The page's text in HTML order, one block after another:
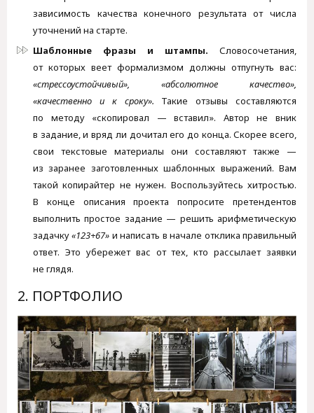
зависимость качества конечного результата от числа
уточнений на старте.
Шаблонные фразы и штампы. Словосочетания,
от которых веет формализмом должны отпугнуть вас:
«стрессоустойчивый», «абсолютное качество»,
«качественно и к сроку». Такие отзывы составляются
по методу «скопировал — вставил». Автор не вник
в задание, и вряд ли дочитал его до конца. Скорее всего,
свои текстовые материалы они составляют также —
из заранее заготовленных шаблонных выражений. Вам
такой копирайтер не нужен. Воспользуйтесь хитростью.
В конце описания проекта попросите претендентов
выполнить простое задание — решить арифметическую
задачку«123+67» и написать в начале отклика правильный
ответ. Это убережет вас от тех, кто рассылает заявки
не глядя.
2. ПОРТФОЛИО